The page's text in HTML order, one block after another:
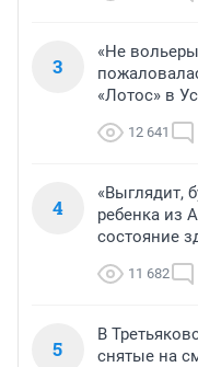
3
«Не
«Лотос» в
12 641
4
«Выглядит,
ребенка из
состояние
11 682
5
В
снятые на